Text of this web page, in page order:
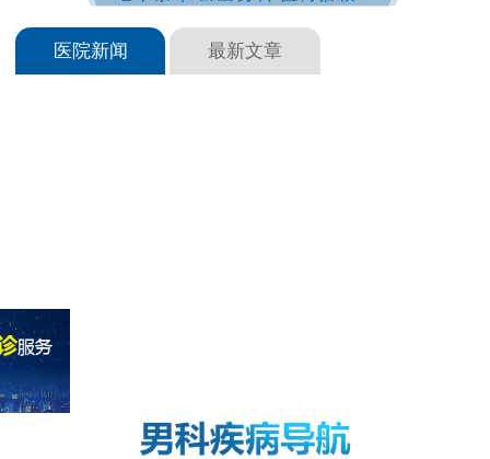
医院新闻 最新文章